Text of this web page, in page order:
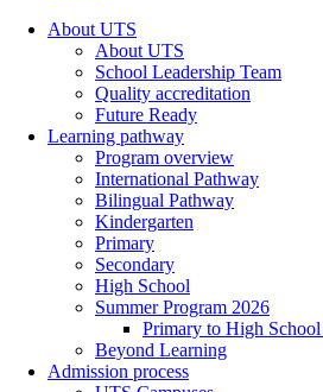
About UTS
About UTS
School Leadership Team
Quality accreditation
Future Ready
Learning pathway
Program overview
International Pathway
Bilingual Pathway
Kindergarten
Primary
Secondary
High School
Summer Program 2026
Primary to High
Beyond Learning
Admission process